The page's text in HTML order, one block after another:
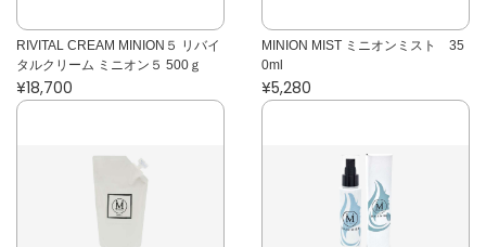
RIVITAL CREAM MINION５ リバイ
タルクリーム ミニオン５ 500ｇ
¥18,700
MINION MIST ミニオンミスト 35
0ml
¥5,280